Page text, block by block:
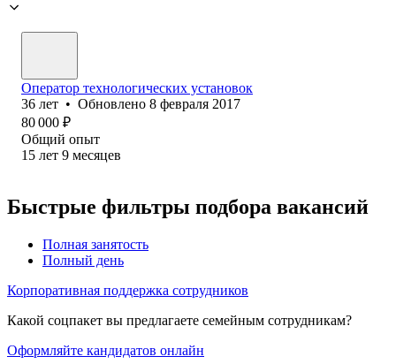
Оператор технологических установок
36 лет • Обновлено 8 февраля 2017
80 000 ₽
Общий опыт
15 лет 9 месяцев
Быстрые фильтры подбора вакансий
Полная занятость
Полный день
Корпоративная поддержка сотрудников
Какой соцпакет вы предлагаете семейным сотрудникам?
Оформляйте кандидатов онлайн